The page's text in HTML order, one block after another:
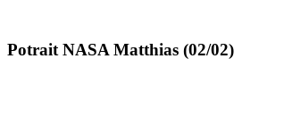
Potrait NASA Matthias (02/02)